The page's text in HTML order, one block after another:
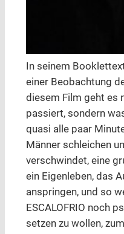
In seinem
einer Beobachtung
diesem Film geht es
passiert, sondern
quasi alle paar
Männer schleichen
verschwindet, eine
ein Eigenleben, das
anspringen, und so
ESCALOFRIO noch
setzen zu wollen,